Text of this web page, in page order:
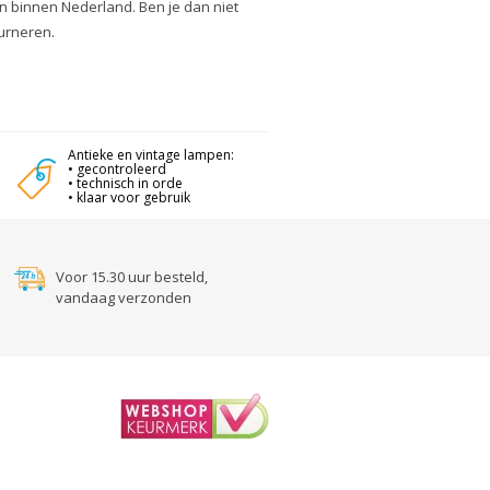
binnen Nederland. Ben je dan niet
Antieke en vintage lampen:
• gecontroleerd
• technisch in orde
• klaar voor gebruik
Voor 15.30 uur besteld,
vandaag verzonden